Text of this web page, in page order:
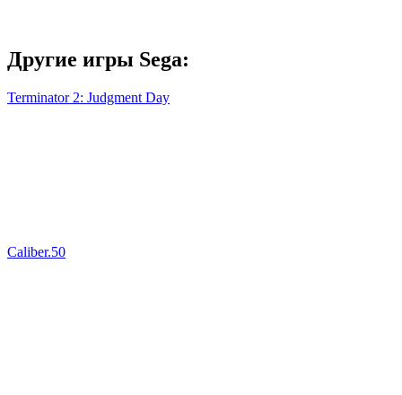
Другие игры Sega:
Terminator 2: Judgment Day
Caliber.50